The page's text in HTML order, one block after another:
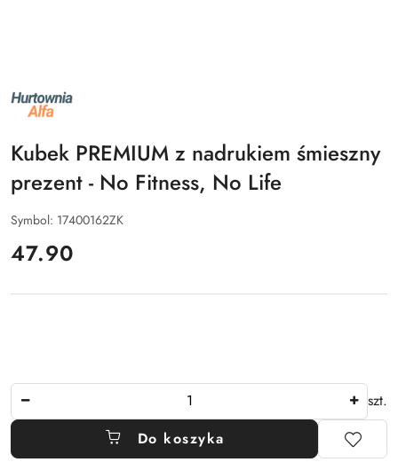
NAZWA
PRODUCENTA:
ALFA
Kubek PREMIUM z nadrukiem śmieszny
prezent - No Fitness, No Life
Symbol: 17400162ZK
cena:
47.90
szt.
Do koszyka